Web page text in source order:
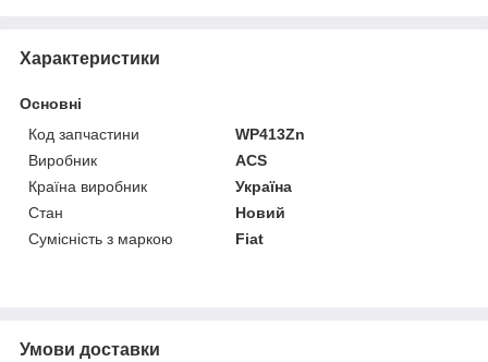
Характеристики
Основні
Код запчастини
WP413Zn
Виробник
ACS
Країна виробник
Україна
Стан
Новий
Сумісність з маркою
Fiat
Умови доставки